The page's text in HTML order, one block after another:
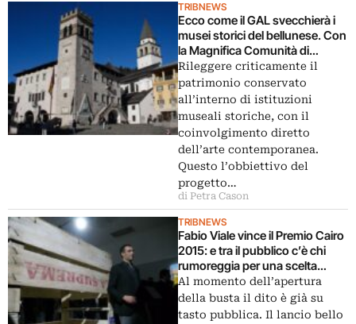
TRIBNEWS
Ecco come il GAL svecchierà i
musei storici del bellunese. Con
la Magnifica Comunità di
Cadore, Dolomiti
Contemporanee e il Museo
Rimoldi, e gli artisti Tomé,
Degiorgis e Fliri
Rileggere criticamente il
patrimonio conservato
all’interno di istituzioni
museali storiche, con il
coinvolgimento diretto
dell’arte contemporanea.
Questo l’obbiettivo del
progetto…
di Petra Cason
TRIBNEWS
Fabio Viale vince il Premio Cairo
2015: e tra il pubblico c’è chi
rumoreggia per una scelta
tutt’altro che a sorpresa
Al momento dell’apertura
della busta il dito è già su
tasto pubblica. Il lancio bello